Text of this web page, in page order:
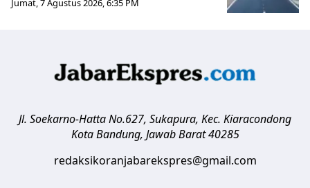
Jumat, 7 Agustus 2026, 6:35 PM
Jl. Soekarno-Hatta No.627, Sukapura, Kec. Kiaracondong
Kota Bandung, Jawab Barat 40285
redaksikoranjabarekspres@gmail.com